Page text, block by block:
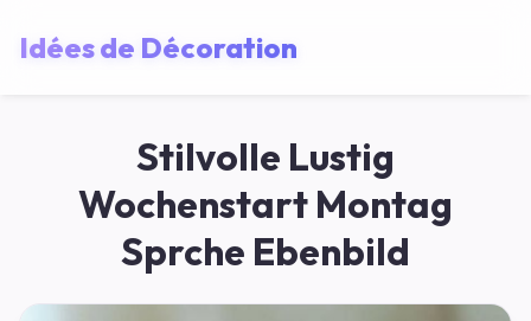
Idées de Décoration
Stilvolle Lustig
Wochenstart Montag
Sprche Ebenbild